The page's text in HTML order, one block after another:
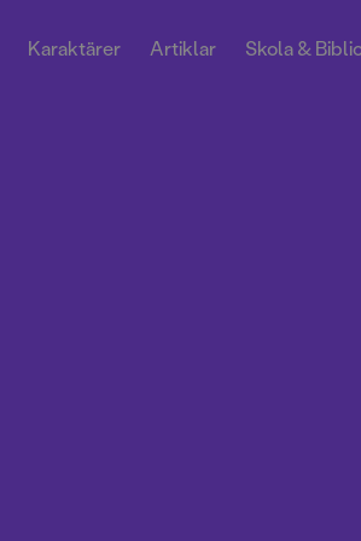
Karaktärer Artiklar Skola &